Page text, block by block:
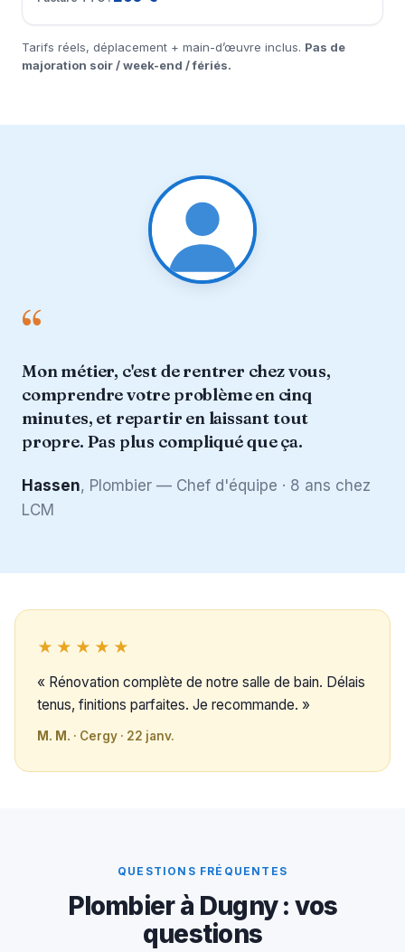
Tarifs réels, déplacement + main-d’œuvre inclus. Pas de
majoration soir / week-end / fériés.
“
Mon métier, c'est de rentrer chez vous,
comprendre votre problème en cinq
minutes, et repartir en laissant tout
propre. Pas plus compliqué que ça.
Hassen, Plombier — Chef d'équipe · 8 ans chez
LCM
★★★★★
« Rénovation complète de notre salle de bain. Délais
tenus, finitions parfaites. Je recommande. »
M. M. · Cergy · 22 janv.
QUESTIONS FRÉQUENTES
Plombier à Dugny : vos
questions